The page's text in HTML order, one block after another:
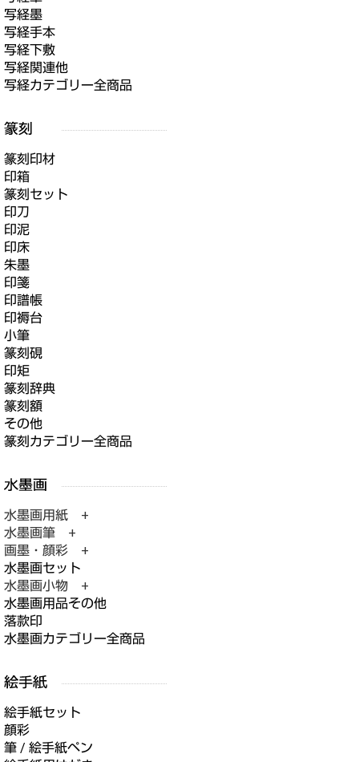
写経墨
写経手本
写経下敷
写経関連他
写経カテゴリー全商品
篆刻印材
印箱
篆刻セット
印刀
印泥
印床
朱墨
印箋
印譜帳
印褥台
小筆
篆刻硯
印矩
篆刻辞典
篆刻額
その他
篆刻カテゴリー全商品
水墨画用紙 +
水墨画筆 +
画墨・顔彩 +
水墨画セット
水墨画小物 +
水墨画用品その他
落款印
水墨画カテゴリー全商品
絵手紙セット
顔彩
筆 / 絵手紙ペン